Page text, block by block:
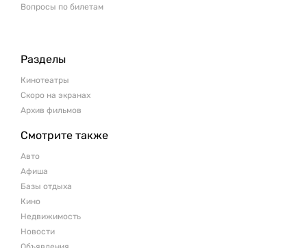
Вопросы по билетам
Разделы
Кинотеатры
Скоро на экранах
Архив фильмов
Смотрите также
Авто
Афиша
Базы отдыха
Кино
Недвижимость
Новости